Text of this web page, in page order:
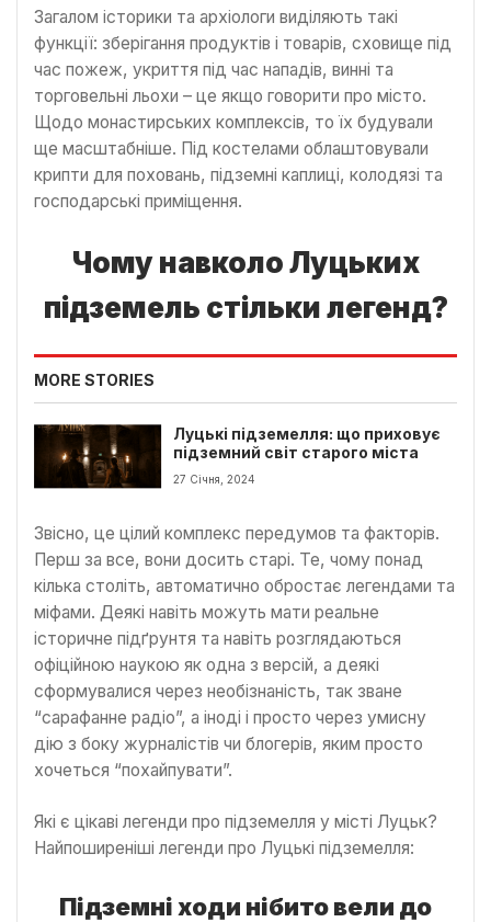
Загалом історики та архіологи виділяють такі
функції: зберігання продуктів і товарів, сховище під
час пожеж, укриття під час нападів, винні та
торговельні льохи – це якщо говорити про місто.
Щодо монастирських комплексів, то їх будували
ще масштабніше. Під костелами облаштовували
крипти для поховань, підземні каплиці, колодязі та
господарські приміщення.
Чому навколо Луцьких
підземель стільки легенд?
MORE STORIES
Луцькі підземелля: що приховує
підземний світ старого міста
27 Січня, 2024
Звісно, це цілий комплекс передумов та факторів.
Перш за все, вони досить старі. Те, чому понад
кілька століть, автоматично обростає легендами та
міфами. Деякі навіть можуть мати реальне
історичне підґрунтя та навіть розглядаються
офіційною наукою як одна з версій, а деякі
сформувалися через необізнаність, так зване
“сарафанне радіо”, а іноді і просто через умисну
дію з боку журналістів чи блогерів, яким просто
хочеться “похайпувати”.
Які є цікаві легенди про підземелля у місті Луцьк?
Найпоширеніші легенди про Луцькі підземелля:
Підземні ходи нібито вели до